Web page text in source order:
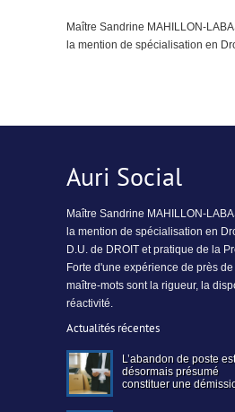
Maître Sandrine MAHILLON-
la mention de spécialisation en
Auri Social
Maître Sandrine MAHILLON-
la mention de spécialisation en
D.U. de DROIT et pratique de la
Forte d'une expérience de près
maître-mots sont la rigueur, la
réactivité.
Actualités récentes
L’abandon de poste est
désormais présumé
constituer une